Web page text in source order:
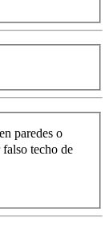
paredes o
techo de